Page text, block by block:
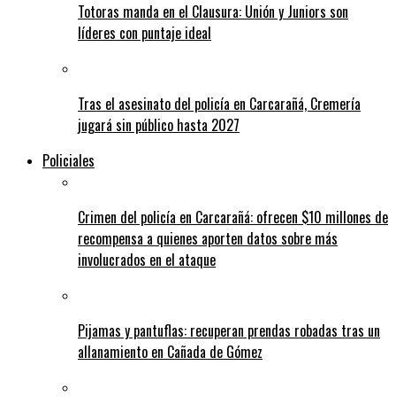
Totoras manda en el Clausura: Unión y Juniors son
líderes con puntaje ideal
Tras el asesinato del policía en Carcarañá, Cremería
jugará sin público hasta 2027
Policiales
Crimen del policía en Carcarañá: ofrecen $10 millones de
recompensa a quienes aporten datos sobre más
involucrados en el ataque
Pijamas y pantuflas: recuperan prendas robadas tras un
allanamiento en Cañada de Gómez